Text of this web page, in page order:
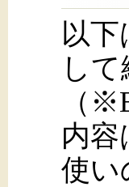
以下
し
（
内
使い